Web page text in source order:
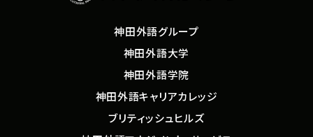
神田外語グループ
神田外語大学
神田外語学院
神田外語キャリアカレッジ
ブリティッシュヒルズ